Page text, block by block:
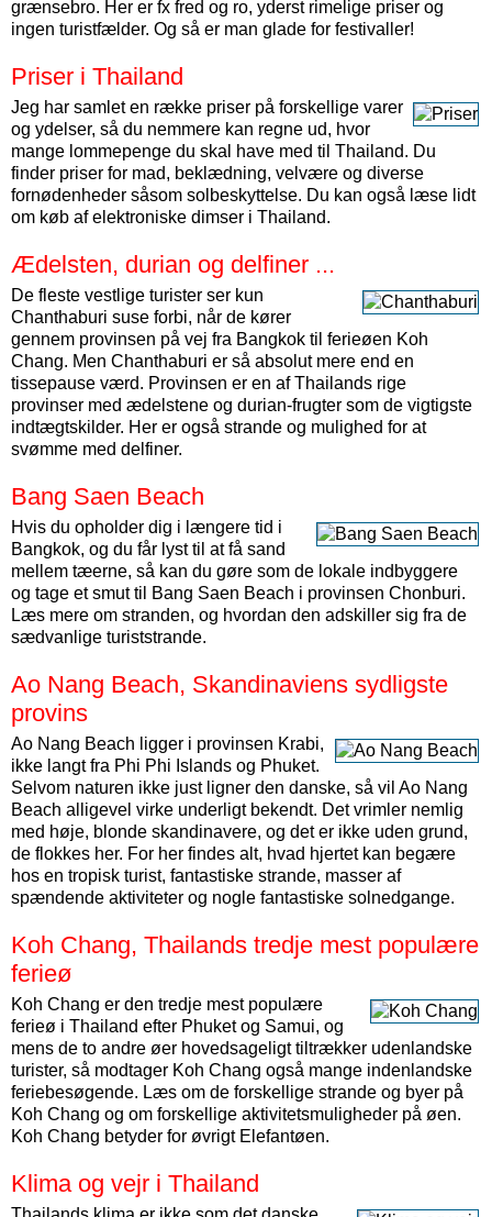
grænsebro. Her er fx fred og ro, yderst rimelige priser og
ingen turistfælder. Og så er man glade for festivaller!
Priser i Thailand
Jeg har samlet en række priser på forskellige varer
og ydelser, så du nemmere kan regne ud, hvor
mange lommepenge du skal have med til Thailand. Du
finder priser for mad, beklædning, velvære og diverse
fornødenheder såsom solbeskyttelse. Du kan også læse lidt
om køb af elektroniske dimser i Thailand.
Ædelsten, durian og delfiner ...
De fleste vestlige turister ser kun
Chanthaburi suse forbi, når de kører
gennem provinsen på vej fra Bangkok til ferieøen Koh
Chang. Men Chanthaburi er så absolut mere end en
tissepause værd. Provinsen er en af Thailands rige
provinser med ædelstene og durian-frugter som de vigtigste
indtægtskilder. Her er også strande og mulighed for at
svømme med delfiner.
Bang Saen Beach
Hvis du opholder dig i længere tid i
Bangkok, og du får lyst til at få sand
mellem tæerne, så kan du gøre som de lokale indbyggere
og tage et smut til Bang Saen Beach i provinsen Chonburi.
Læs mere om stranden, og hvordan den adskiller sig fra de
sædvanlige turiststrande.
Ao Nang Beach, Skandinaviens sydligste
provins
Ao Nang Beach ligger i provinsen Krabi,
ikke langt fra Phi Phi Islands og Phuket.
Selvom naturen ikke just ligner den danske, så vil Ao Nang
Beach alligevel virke underligt bekendt. Det vrimler nemlig
med høje, blonde skandinavere, og det er ikke uden grund,
de flokkes her. For her findes alt, hvad hjertet kan begære
hos en tropisk turist, fantastiske strande, masser af
spændende aktiviteter og nogle fantastiske solnedgange.
Koh Chang, Thailands tredje mest populære
ferieø
Koh Chang er den tredje mest populære
ferieø i Thailand efter Phuket og Samui, og
mens de to andre øer hovedsageligt tiltrækker udenlandske
turister, så modtager Koh Chang også mange indenlandske
feriebesøgende. Læs om de forskellige strande og byer på
Koh Chang og om forskellige aktivitetsmuligheder på øen.
Koh Chang betyder for øvrigt Elefantøen.
Klima og vejr i Thailand